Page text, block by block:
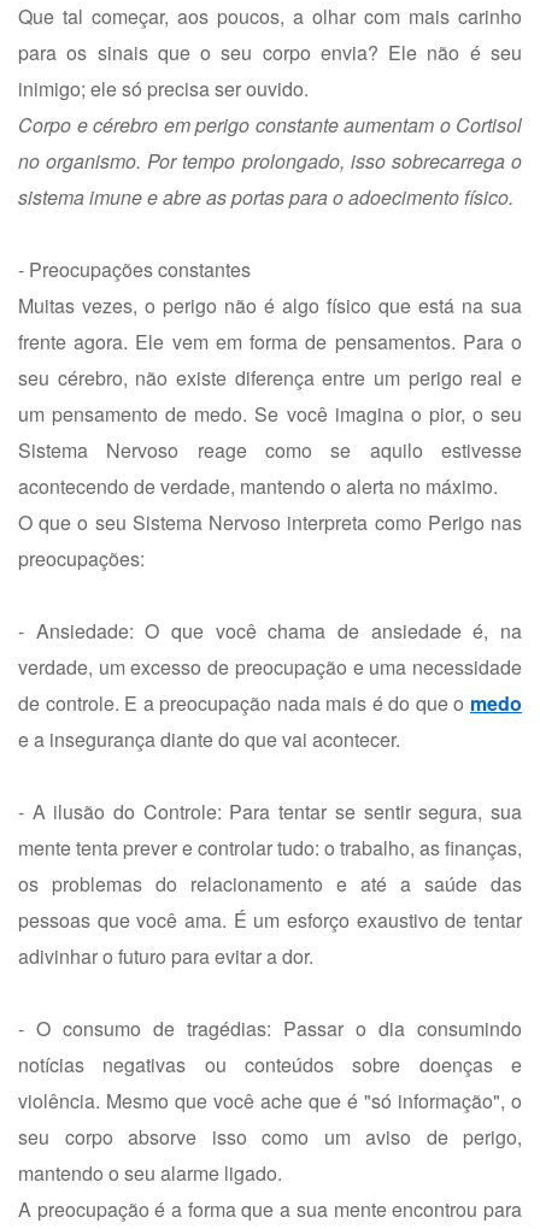
Que tal começar, aos poucos, a olhar com mais carinho
para os sinais que o seu corpo envia? Ele não é seu
inimigo; ele só precisa ser ouvido.
Corpo e cérebro em perigo constante aumentam o Cortisol
no organismo. Por tempo prolongado, isso sobrecarrega o
sistema imune e abre as portas para o adoecimento físico.
- Preocupações constantes
Muitas vezes, o perigo não é algo físico que está na sua
frente agora. Ele vem em forma de pensamentos. Para o
seu cérebro, não existe diferença entre um perigo real e
um pensamento de medo. Se você imagina o pior, o seu
Sistema Nervoso reage como se aquilo estivesse
acontecendo de verdade, mantendo o alerta no máximo.
O que o seu Sistema Nervoso interpreta como Perigo nas
preocupações:
- Ansiedade: O que você chama de ansiedade é, na
verdade, um excesso de preocupação e uma necessidade
de controle. E a preocupação nada mais é do que o medo
e a insegurança diante do que vai acontecer.
- A ilusão do Controle: Para tentar se sentir segura, sua
mente tenta prever e controlar tudo: o trabalho, as finanças,
os problemas do relacionamento e até a saúde das
pessoas que você ama. É um esforço exaustivo de tentar
adivinhar o futuro para evitar a dor.
- O consumo de tragédias: Passar o dia consumindo
notícias negativas ou conteúdos sobre doenças e
violência. Mesmo que você ache que é "só informação", o
seu corpo absorve isso como um aviso de perigo,
mantendo o seu alarme ligado.
A preocupação é a forma que a sua mente encontrou para